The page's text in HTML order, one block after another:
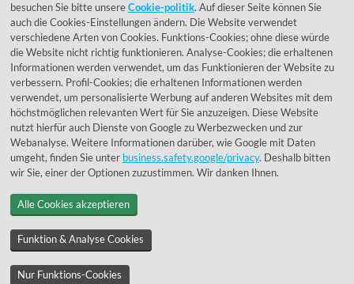
039292 - 678215
de@lumidora.com
FacebookInstagram
Kundenmeinungen
Exzellent - eKomi.de
© 1955 - 2026 Lumidora
besuchen Sie bitte unsereCookie-politik. Auf dieser Seite können Sie
auch die Cookies-Einstellungen ändern. Die Website verwendet
verschiedene Arten von Cookies. Funktions-Cookies; ohne diese würde
die Website nicht richtig funktionieren. Analyse-Cookies; die erhaltenen
Informationen werden verwendet, um das Funktionieren der Website zu
verbessern. Profil-Cookies; die erhaltenen Informationen werden
verwendet, um personalisierte Werbung auf anderen Websites mit dem
höchstmöglichen relevanten Wert für Sie anzuzeigen. Diese Website
nutzt hierfür auch Dienste von Google zu Werbezwecken und zur
Webanalyse. Weitere Informationen darüber, wie Google mit Daten
umgeht, finden Sie unter business.safety.google/privacy. Deshalb bitten
wir Sie, einer der Optionen zuzustimmen. Wir danken Ihnen.
Alle Cookies akzeptieren
Funktion & Analyse Cookies
Nur Funktions-Cookies